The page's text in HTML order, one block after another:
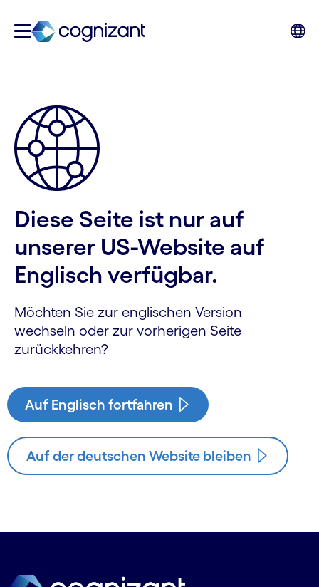
Diese Seite ist nur auf
unserer US-Website auf
Englisch verfügbar.
Möchten Sie zur englischen Version
wechseln oder zur vorherigen Seite
zurückkehren?
Auf Englisch fortfahren
Auf der deutschen Website bleiben